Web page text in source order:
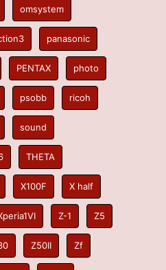
omsystem
panasonic
PENTAX photo
psobb ricoh
sound
THETA
X100F X half
Z-1 Z5
Z50II Zf